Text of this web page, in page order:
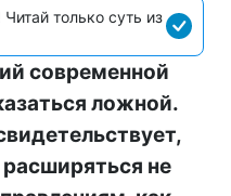
только суть из
современной
ложной.
не